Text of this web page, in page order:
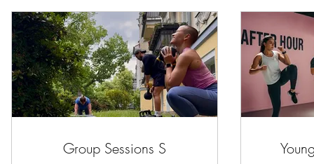
Group Sessions S